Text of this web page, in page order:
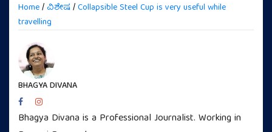
Home/ ವಿಶೇಷ/Collapsible Steel Cup is very useful while
travelling
BHAGYA DIVANA
Bhagya Divana is a Professional Journalist. Working in